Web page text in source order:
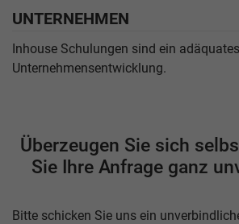
UNTERNEHMEN
Inhouse Schulungen sind ein
Unternehmensentwicklung.
Überzeugen Sie sich
Sie Ihre Anfrage ganz
Bitte schicken Sie uns ein